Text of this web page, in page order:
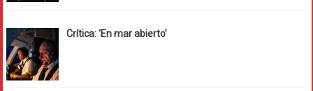
Crítica: ‘En mar abierto’